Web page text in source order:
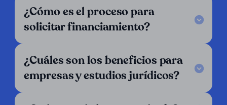
¿Cómo es el proceso para
solicitar financiamiento?
¿Cuáles son los beneficios para
empresas y estudios jurídicos?
Nuestro criterio
Escríbenos
Síguenos
LinkedIn
Operamos en: